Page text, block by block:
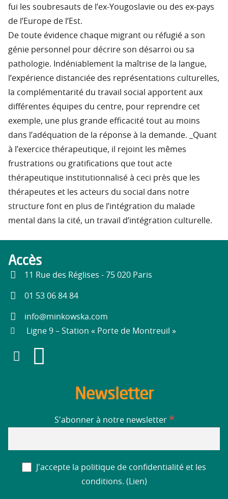
fui les soubresauts de l’ex-Yougoslavie ou des ex-pays
de l’Europe de l’Est.
De toute évidence chaque migrant ou réfugié a son
génie personnel pour décrire son désarroi ou sa
pathologie. Indéniablement la maîtrise de la langue,
l’expérience distanciée des représentations culturelles,
la complémentarité du travail social apportent aux
différentes équipes du centre, pour reprendre cet
exemple, une plus grande efficacité tout au moins
dans l’adéquation de la réponse à la demande. _Quant
à l’exercice thérapeutique, il rejoint les mêmes
frustrations ou gratifications que tout acte
thérapeutique institutionnalisé à ceci près que les
thérapeutes et les acteurs du social dans notre
structure font en plus de l’intégration du malade
mental dans la cité, un travail d’intégration culturelle.
Accès
11 Rue des Réglises - 75 020 Paris
01 53 06 84 84
info@minkowska.com
Ligne 9 – Station « Porte de Montreuil »
Newsletter
S'abonner à notre newsletter *
J'accepte la politique de confidentialité et les
conditions. ( Lien)